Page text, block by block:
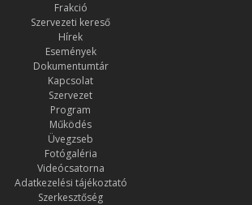
Frakció
Szervezeti kereső
Hírek
Események
Dokumentumtár
Kapcsolat
Szervezet
Program
Működés
Üvegzseb
Fotógaléria
Videócsatorna
Adatkezelési tájékoztató
Szerkesztőség